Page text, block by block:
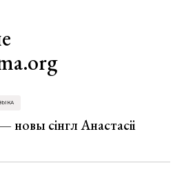
новы сінгл Анастасіі